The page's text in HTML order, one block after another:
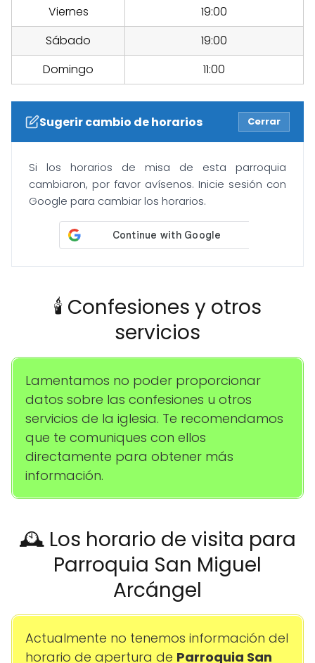
Viernes
19:00
Sábado
19:00
Domingo
11:00
Sugerir cambio de horarios Cerrar
Si los horarios de misa de esta parroquia
cambiaron, por favor avísenos. Inicie sesión con
Google para cambiar los horarios.
🕯️ Confesiones y otros
servicios
Lamentamos no poder proporcionar
datos sobre las confesiones u otros
servicios de la iglesia. Te recomendamos
que te comuniques con ellos
directamente para obtener más
información.
🕰️ Los horario de visita para
Parroquia San Miguel
Arcángel
Actualmente no tenemos información del
horario de apertura de Parroquia San